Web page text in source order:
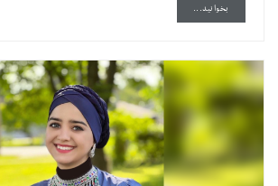
بخوانید...